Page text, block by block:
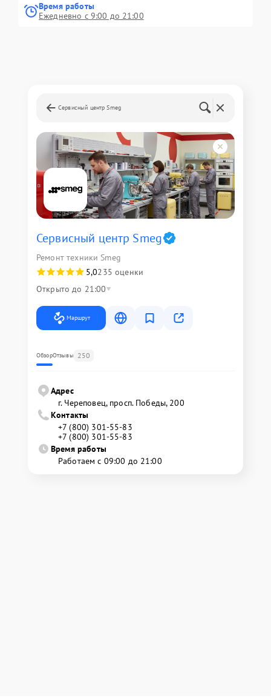
Время работы
Ежедневно с 9:00 до 21:00
Сервисный центр Smeg
Сервисный центр Smeg
Ремонт техники Smeg
5,0235 оценки
Открыто до 21:00
Маршрут
ОбзорОтзывы 250
Адрес
г. Череповец, просп. Победы, 200
Контакты
+7 (800) 301-55-83
+7 (800) 301-55-83
Время работы
Работаем с 09:00 до 21:00